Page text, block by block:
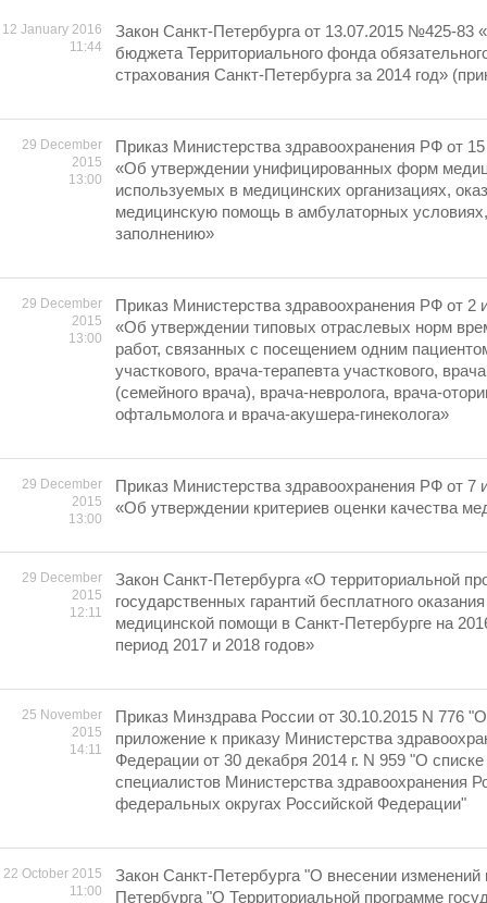
12 January 2016
11:44
Закон Санкт-Петербурга от 13.07.2015 №425-83
бюджета Территориального фонда
страхования Санкт-Петербурга за 2014 год»
29 December
2015
13:00
Приказ Министерства здравоохранения РФ от
«Об утверждении унифицированных форм
используемых в медицинских организациях,
медицинскую помощь в амбулаторных
заполнению»
29 December
2015
13:00
Приказ Министерства здравоохранения РФ от 2
«Об утверждении типовых отраслевых норм
работ, связанных с посещением одним
участкового, врача-терапевта участкового,
(семейного врача), врача-невролога, врача-
офтальмолога и врача-акушера-гинеколога»
29 December
2015
13:00
Приказ Министерства здравоохранения РФ от 7
«Об утверждении критериев оценки качества
29 December
2015
12:11
Закон Санкт-Петербурга «О территориальной
государственных гарантий бесплатного
медицинской помощи в Санкт-Петербурге на
период 2017 и 2018 годов»
25 November
2015
14:11
Приказ Минздрава России от 30.10.2015 N 776
приложение к приказу Министерства
Федерации от 30 декабря 2014 г. N 959 "О
специалистов Министерства здравоохранения
федеральных округах Российской Федерации"
22 October 2015
11:00
Закон Санкт-Петербурга "О внесении изменений
Петербурга "О Территориальной программе